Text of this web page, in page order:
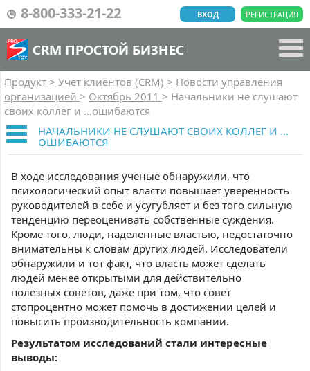
8-800-333-21-22 РЕГИСТРАЦИЯ
ВХОД
CRM ПРОСТОЙ БИЗНЕС
Продукт > Учет клиентов (CRM) > Новости управления
организацией > Октябрь 2011 > Начальники не слушают
своих коллег и …ошибаются
НАЧАЛЬНИКИ НЕ СЛУШАЮТ СВОИХ КОЛЛЕГ И …
ОШИБАЮТСЯ
В ходе исследования ученые обнаружили, что
психологический опыт власти повышает уверенность
руководителей в себе и усугубляет и без того сильную
тенденцию переоценивать собственные суждения.
Кроме того, люди, наделенные властью, недостаточно
внимательны к словам других людей. Исследователи
обнаружили и тот факт, что власть может сделать
людей менее открытыми для действительно
полезных советов, даже при том, что совет
стопроцентно может помочь в достижении целей и
повысить производительность компании.
Результатом исследований стали интересные
выводы: